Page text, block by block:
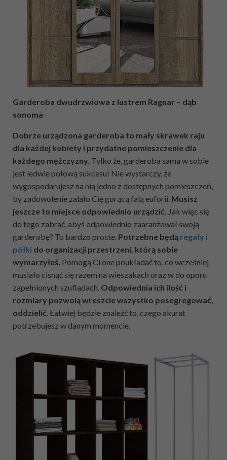
Garderoba dwudrzwiowa z lustrem Ragnar – dąb
sonoma
Dobrze urządzona garderoba to mały skrawek raju
dla każdej kobiety i przydatne pomieszczenie dla
każdego mężczyzny. Tylko że, garderoba sama w sobie
jest ledwie połową sukcesu! Nie wystarczy, że
wygospodarujesz na nią jedno z dostępnych pomieszczeń,
by zadowolenie zalało Cię gorącą falą euforii. Musisz
jeszcze to miejsce odpowiednio urządzić. Jak więc się
do tego zabrać, abyś odpowiednio zaaranżował swoją
garderobę? To bardzo proste. Potrzebne będą regały i
półki do organizacji przestrzeni, którą sobie
wymarzyłeś. Pomogą Ci one poukładać to, co wcześniej
musiało cisnąć się razem na wieszakach oraz w do oporu
zapełnionych szufladach. Odpowiednia ich ilość i
rozmiary pozwolą wreszcie wszystko posegregować,
oddzielić. Łatwiej będzie znaleźć to, czego akurat
potrzebujesz w danym momencie.